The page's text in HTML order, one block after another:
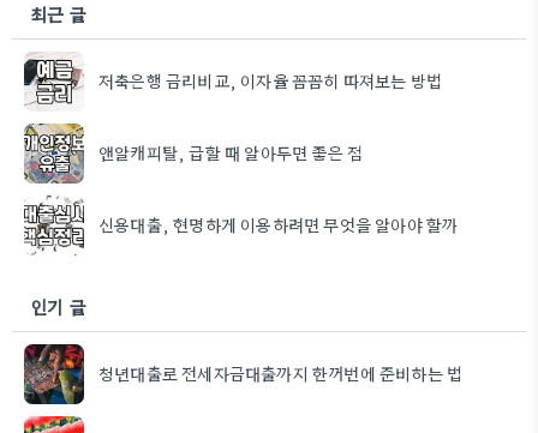
최근 글
저축은행 금리비교, 이자율 꼼꼼히 따져보는 방법
앤알캐피탈, 급할 때 알아두면 좋은 점
신용대출, 현명하게 이용하려면 무엇을 알아야 할까
인기 글
청년대출로 전세자금대출까지 한꺼번에 준비하는 법